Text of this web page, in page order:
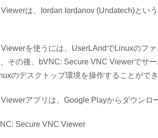
は、Iordan Iordanov (Undatech)とい
を使うには、UserLAndでLinuxのフ
その後、bVNC: Secure VNC Viewerでサ
のデスクトップ環境を操作することがで
アプリは、Google Playからダウンロ
Secure VNC Viewer